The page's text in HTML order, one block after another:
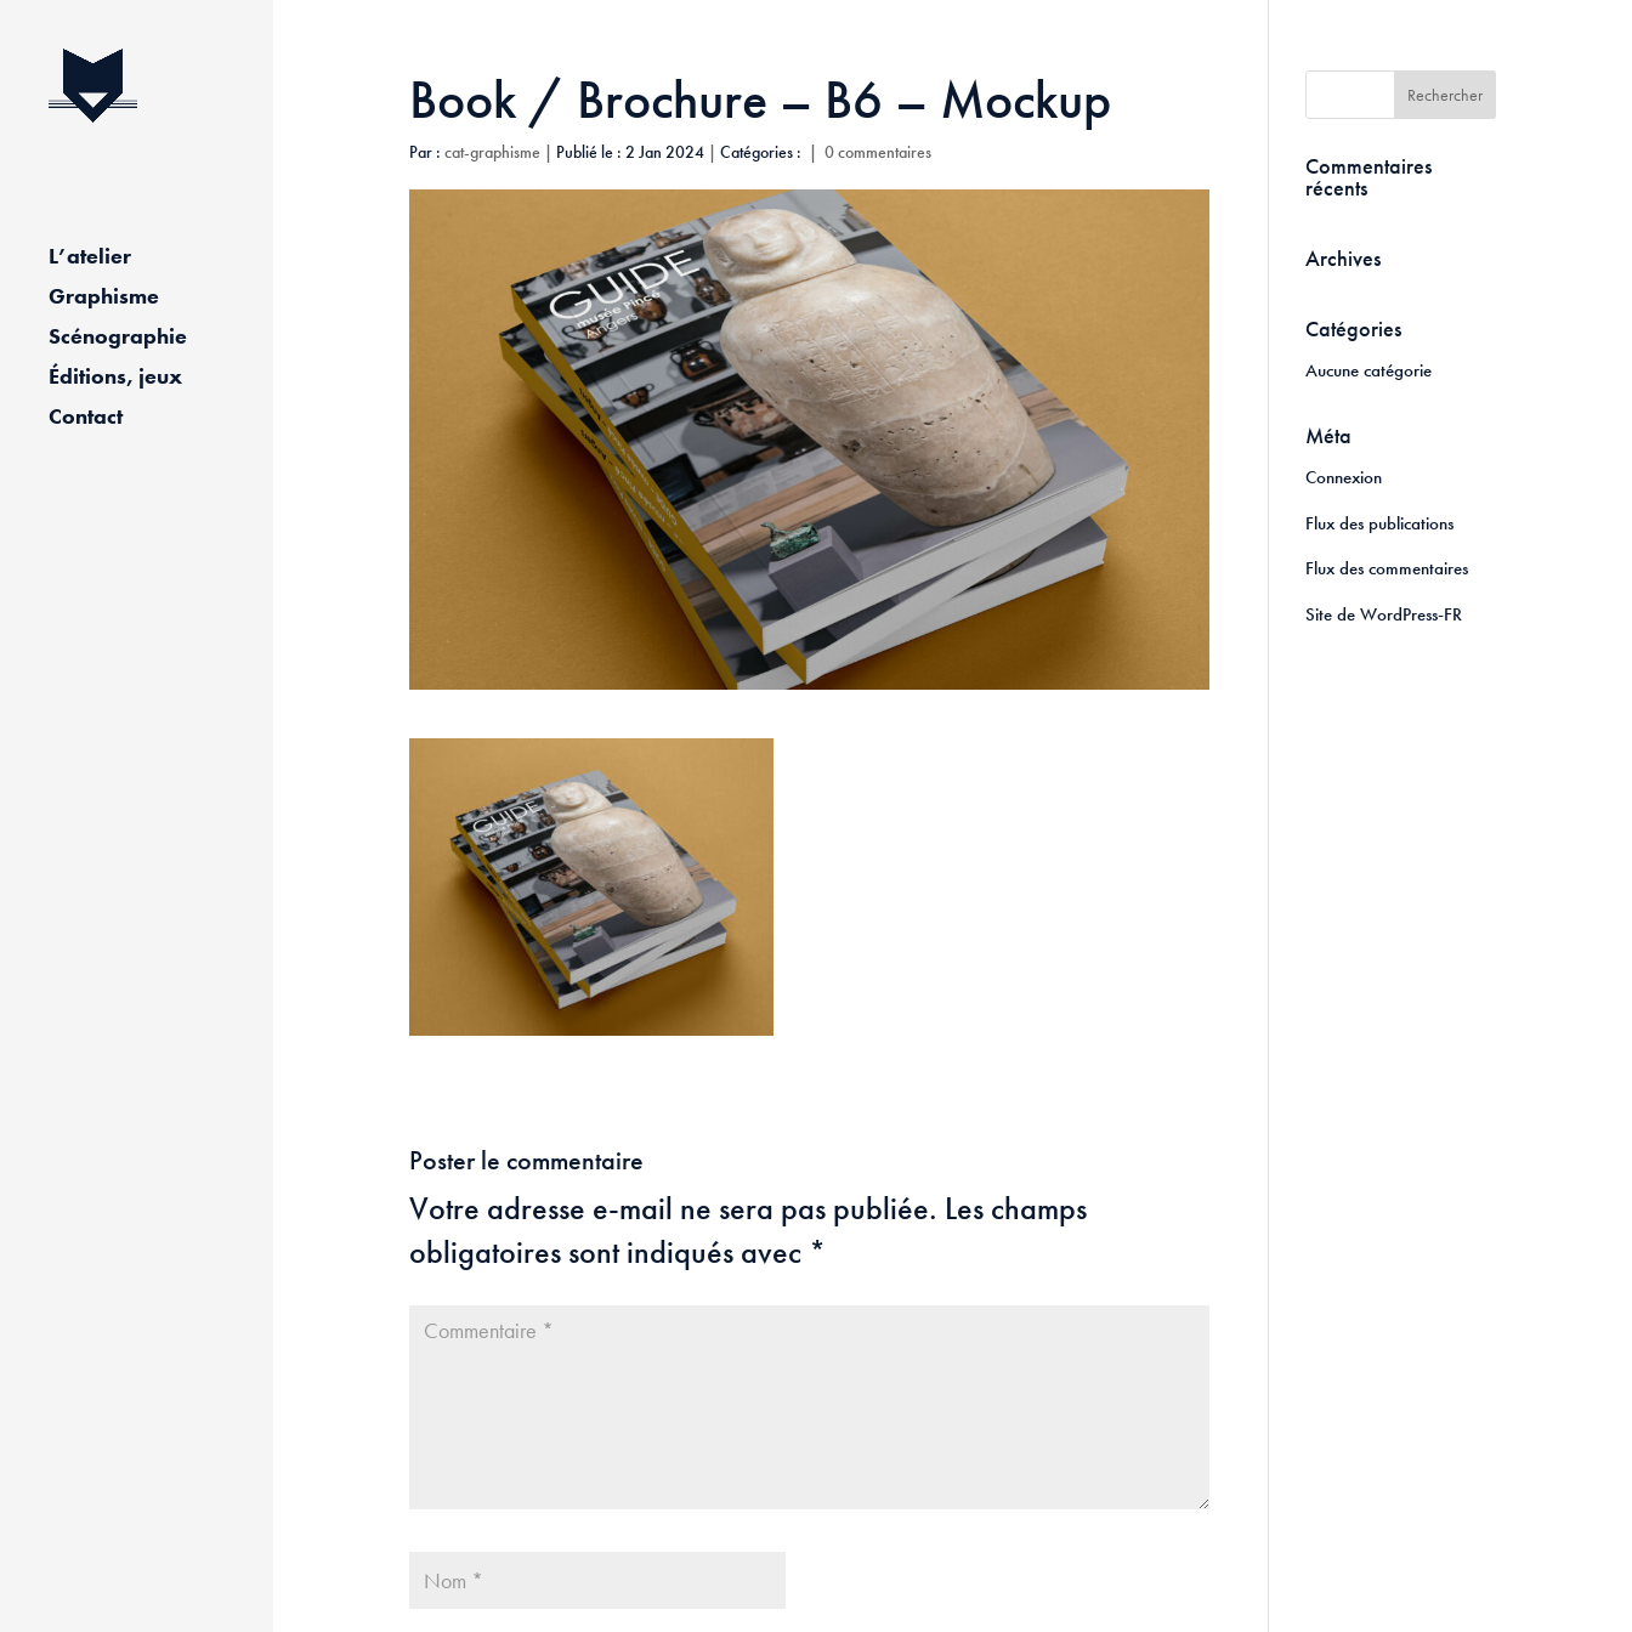
L’atelier
Graphisme
Scénographie
Éditions, jeux
Contact
Book / Brochure – B6 – Mockup
Par : cat-graphisme | Publié le : 2 Jan 2024 | Catégories : | 0 commentaires
Poster le commentaire
Votre adresse e-mail ne sera pas publiée. Les champs
obligatoires sont indiqués avec *
Commentaires
récents
Archives
Catégories
Aucune catégorie
Méta
Connexion
Flux des publications
Flux des commentaires
Site de WordPress-FR